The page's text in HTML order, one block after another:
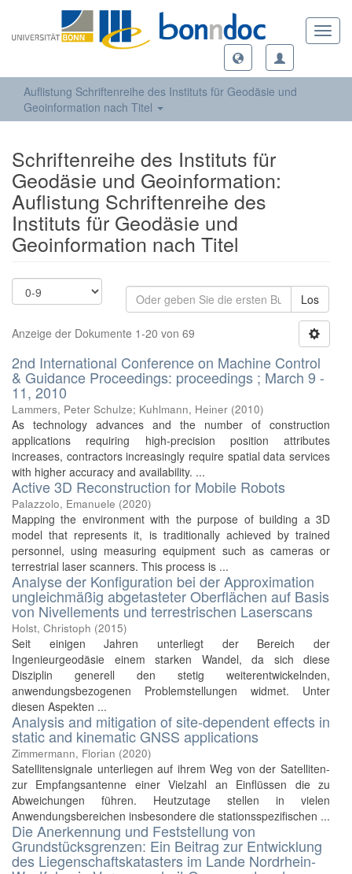
Auflistung Schriftenreihe des Instituts für Geodäsie und
Geoinformation nach Titel
Schriftenreihe des Instituts für
Geodäsie und Geoinformation:
Auflistung Schriftenreihe des
Instituts für Geodäsie und
Geoinformation nach Titel
Los
Anzeige der Dokumente 1-20 von 69
2nd International Conference on Machine Control
& Guidance Proceedings: proceedings ; March 9 -
11, 2010
Lammers, Peter Schulze; Kuhlmann, Heiner (2010)
As technology advances and the number of construction
applications requiring high-precision position attributes
increases, contractors increasingly require spatial data services
with higher accuracy and availability. ...
Active 3D Reconstruction for Mobile Robots
Palazzolo, Emanuele (2020)
Mapping the environment with the purpose of building a 3D
model that represents it, is traditionally achieved by trained
personnel, using measuring equipment such as cameras or
terrestrial laser scanners. This process is ...
Analyse der Konfiguration bei der Approximation
ungleichmäßig abgetasteter Oberflächen auf Basis
von Nivellements und terrestrischen Laserscans
Holst, Christoph (2015)
Seit einigen Jahren unterliegt der Bereich der
Ingenieurgeodäsie einem starken Wandel, da sich diese
Disziplin generell den stetig weiterentwickelnden,
anwendungsbezogenen Problemstellungen widmet. Unter
diesen Aspekten ...
Analysis and mitigation of site-dependent effects in
static and kinematic GNSS applications
Zimmermann, Florian (2020)
Satellitensignale unterliegen auf ihrem Weg von der Satelliten-
zur Empfangsantenne einer Vielzahl an Einflüssen die zu
Abweichungen führen. Heutzutage stellen in vielen
Anwendungsbereichen insbesondere die stationsspezifischen ...
Die Anerkennung und Feststellung von
Grundstücksgrenzen: Ein Beitrag zur Entwicklung
des Liegenschaftskatasters im Lande Nordrhein-